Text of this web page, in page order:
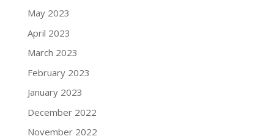
May 2023
April 2023
March 2023
February 2023
January 2023
December 2022
November 2022